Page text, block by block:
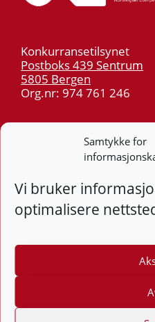
Samtykke for
Vi bruker
optimalisere
Konkurransetilsynet
Postboks 439 Sentrum
5805 Bergen
Org.nr: 974 761 246
post@kt.no